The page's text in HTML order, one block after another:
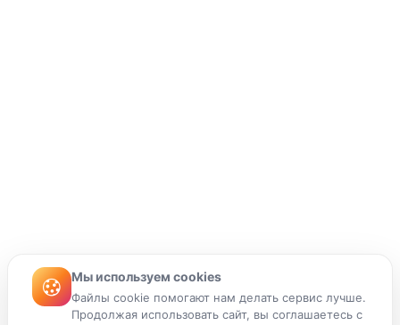
Мы используем cookies
Файлы cookie помогают нам делать сервис лучше.
Продолжая использовать сайт, вы соглашаетесь с